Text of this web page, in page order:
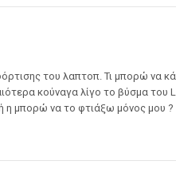
του λαπτοπ. Τι μπορώ να
κούναγα λίγο το βύσμα του
η μπορώ να το φτιάξω μόνος μου ?